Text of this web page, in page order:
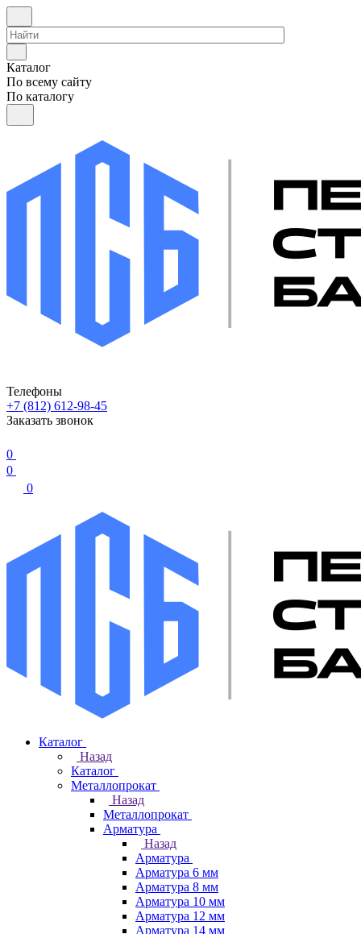
Каталог
По всему сайту
По каталогу
Телефоны
+7 (812) 612-98-45
Заказать звонок
0
0
0
Каталог
Назад
Каталог
Металлопрокат
Назад
Металлопрокат
Арматура
Назад
Арматура
Арматура 6 мм
Арматура 8 мм
Арматура 10 мм
Арматура 12 мм
Арматура 14 мм